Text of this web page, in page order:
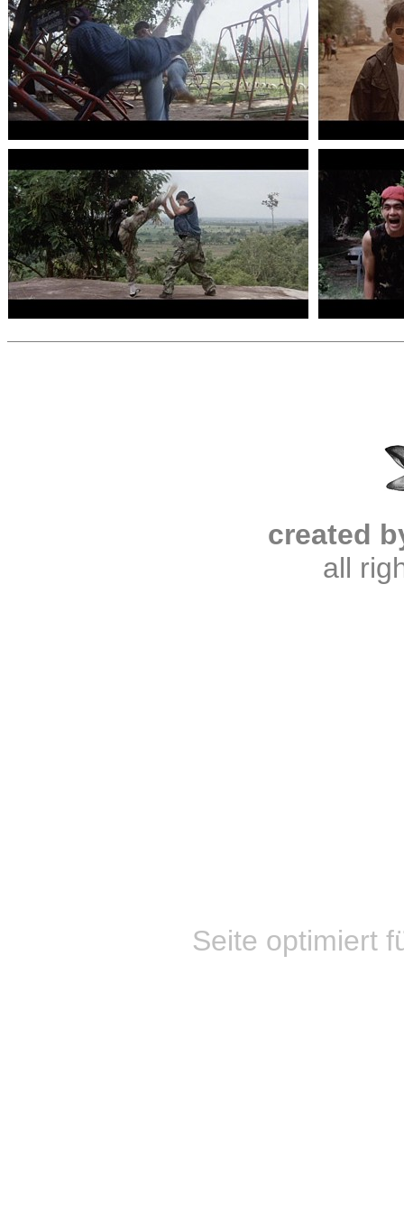
created
all
Seite optimiert